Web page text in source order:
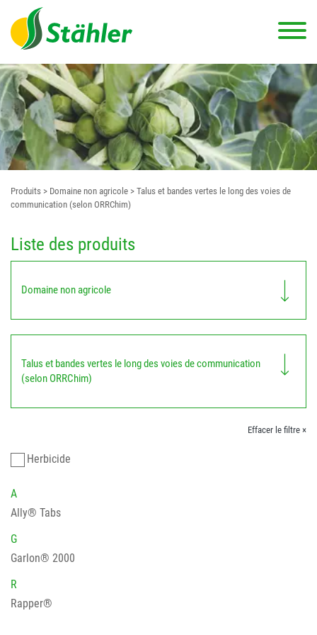
Produits > Domaine non agricole > Talus et bandes vertes le long des voies de
communication (selon ORRChim)
Liste des produits
Domaine non agricole
Talus et bandes vertes le long des voies de communication
(selon ORRChim)
Effacer le filtre ×
Herbicide
A
Ally® Tabs
G
Garlon® 2000
R
Rapper®